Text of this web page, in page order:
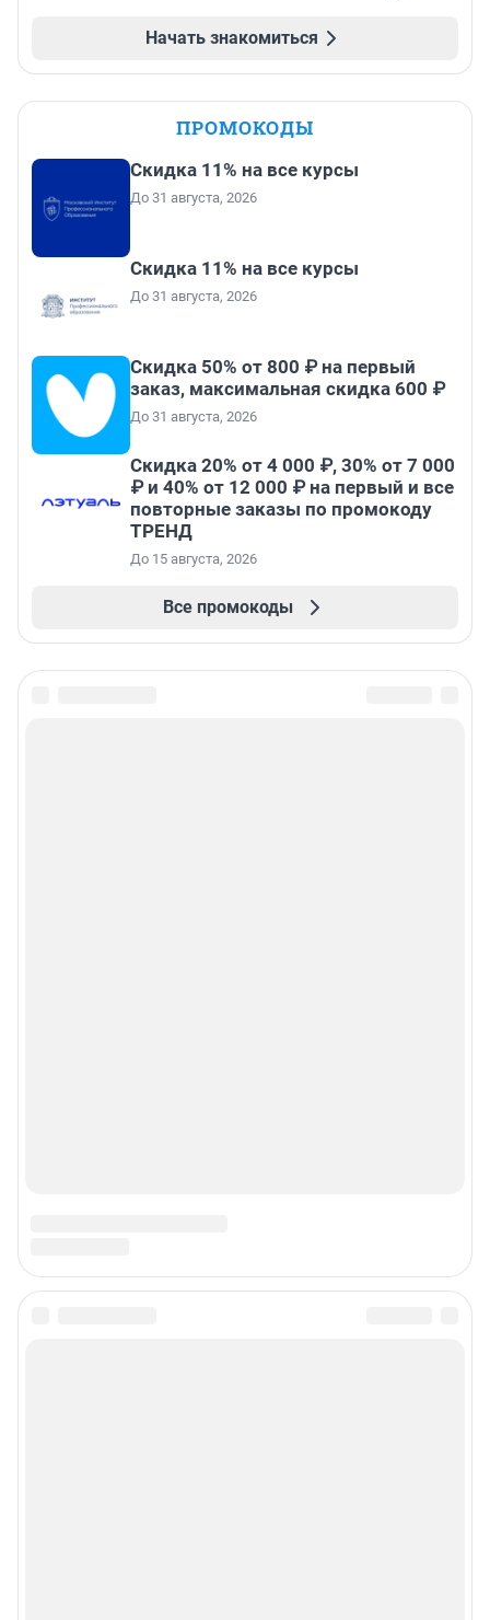
Начать знакомиться
ПРОМОКОДЫ
Скидка 11% на все курсы
До 31 августа, 2026
Скидка 11% на все курсы
До 31 августа, 2026
Скидка 50% от 800 ₽ на первый
заказ, максимальная скидка 600 ₽
До 31 августа, 2026
Скидка 20% от 4 000 ₽, 30% от 7 000
₽ и 40% от 12 000 ₽ на первый и все
повторные заказы по промокоду
ТРЕНД
До 15 августа, 2026
Все промокоды